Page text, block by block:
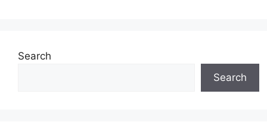
Search
Search